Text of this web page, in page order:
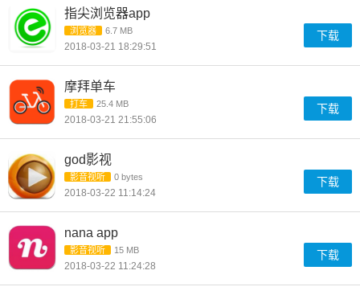
指尖浏览器app
浏览器 6.7 MB
2018-03-21 18:29:51
下载
摩拜单车
打车 25.4 MB
2018-03-21 21:55:06
下载
god影视
影音视听 0 bytes
2018-03-22 11:14:24
下载
nana app
影音视听 15 MB
2018-03-22 11:24:28
下载